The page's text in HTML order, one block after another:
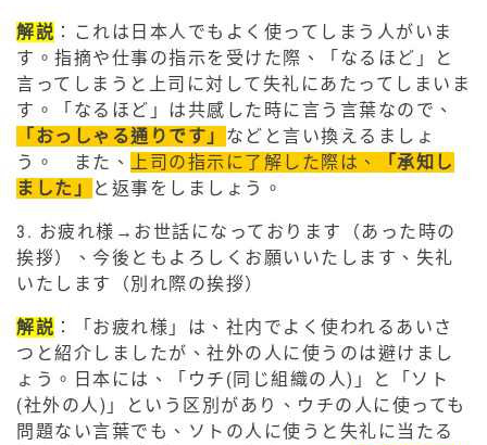
解説 ：これは日本人でもよく使ってしまう人がいま
す。指摘や仕事の指示を受けた際、「なるほど」と
言ってしまうと上司に対して失礼にあたってしまいま
す。「なるほど」は共感した時に言う言葉なので、
「おっしゃる通りです」 などと言い換えるましょ
う。 また、
上司の指示に了解した際は、
「承知し
ました」
と返事をしましょう。
3. お疲れ様→お世話になっております（あった時の
挨拶）、今後ともよろしくお願いいたします、失礼
いたします（別れ際の挨拶）
解説 ：「お疲れ様」は、社内でよく使われるあいさ
つと紹介しましたが、社外の人に使うのは避けまし
ょう。日本には、「ウチ(同じ組織の人)」と「ソト
(社外の人)」という区別があり、ウチの人に使っても
問題ない言葉でも、ソトの人に使うと失礼に当たる